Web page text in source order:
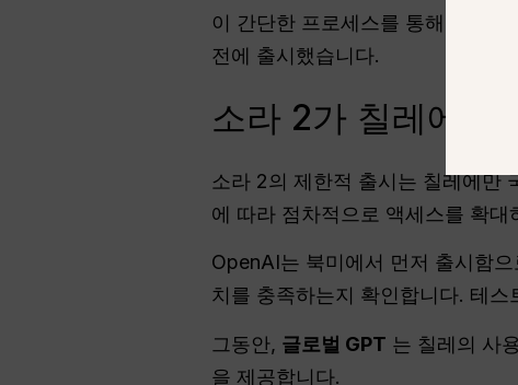
이 간단한 프로세스를 통해 다음
전에 출시했습니다.
소라 2가 칠레에서
소라 2의 제한적 출시는 칠레에만
에 따라 점차적으로 액세스를 확대
OpenAI는 북미에서 먼저 출시함
치를 충족하는지 확인합니다. 테
그동안, 글로벌 GPT 는 칠레의 사
을 제공합니다.